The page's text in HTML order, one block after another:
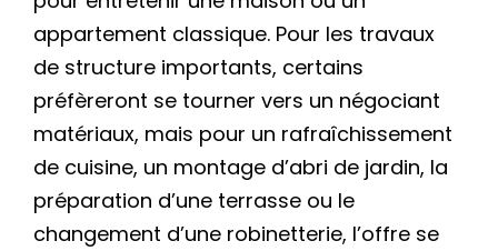
appartement classique. Pour les travaux
de structure importants, certains
préfèreront se tourner vers un négociant
matériaux, mais pour un rafraîchissement
de cuisine, un montage d’abri de jardin, la
préparation d’une terrasse ou le
changement d’une robinetterie, l’offre se